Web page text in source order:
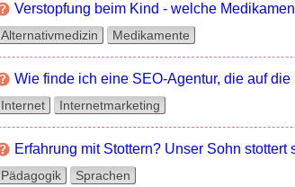
Verstopfung beim Kind - welche
Alternativmedizin Medikamente
Wie finde ich eine SEO-Agentur, die auf
Internet Internetmarketing
Erfahrung mit Stottern? Unser Sohn stottert
Pädagogik Sprachen